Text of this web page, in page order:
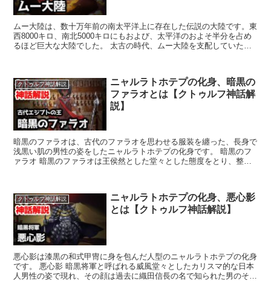
ムー大陸は、数十万年前の南太平洋上に存在した伝説の大陸です。東
西8000キロ、南北5000キロにもおよび、太平洋のおよそ半分を占め
るほど巨大な大陸でした。 太古の時代、ムー大陸を支配していたの
クトゥルフ神話解説
ニャルラトホテプの化身、暗黒の
ファラオとは【クトゥルフ神話解
説】
暗黒のファラオは、古代のファラオを思わせる服装を纏った、長身で
浅黒い肌の男性の姿をしたニャルラトホテプの化身です。 暗黒のフ
ァラオ 暗黒のファラオは王侯然とした堂々とした態度をとり、整っ
クトゥルフ神話解説
ニャルラトホテプの化身、悪心影
とは【クトゥルフ神話解説】
悪心影は漆黒の和式甲冑に身を包んだ人型のニャルラトホテプの化身
です。 悪心影 暗黒将軍と呼ばれる威風堂々としたカリスマ的な日本
人男性の姿で現れ、その顔は過去に織田信長の名で知られた男のそれ